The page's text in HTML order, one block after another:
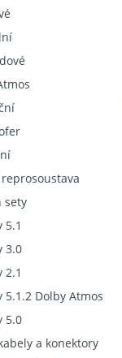
sety
5.1
3.0
2.1
5.1.2 Dolby Atmos
5.0
a konektory